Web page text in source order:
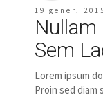
19 gener, 2015
Nullam
Sem
Lorem ipsum
Proin sed diam